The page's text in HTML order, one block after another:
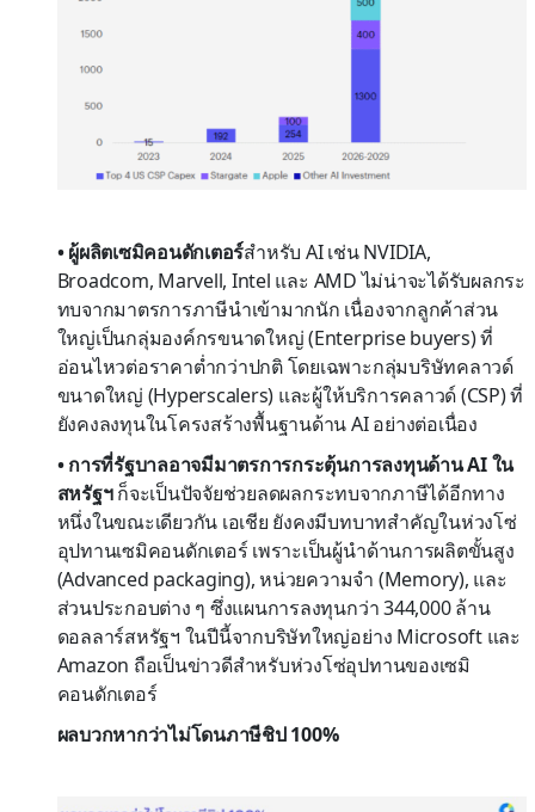
• ผู้ผลิตเซมิคอนดักเตอร์สำหรับ AI เช่น NVIDIA,
Broadcom, Marvell, Intel และ AMD ไม่น่าจะได้รับผลกระ
ทบจากมาตรการภาษีนำเข้ามากนัก เนื่องจากลูกค้าส่วน
ใหญ่เป็นกลุ่มองค์กรขนาดใหญ่ (Enterprise buyers) ที่
อ่อนไหวต่อราคาต่ำกว่าปกติ โดยเฉพาะกลุ่มบริษัทคลาวด์
ขนาดใหญ่ (Hyperscalers) และผู้ให้บริการคลาวด์ (CSP) ที่
ยังคงลงทุนในโครงสร้างพื้นฐานด้าน AI อย่างต่อเนื่อง
• การที่รัฐบาลอาจมีมาตรการกระตุ้นการลงทุนด้าน AI ใน
สหรัฐฯก็จะเป็นปัจจัยช่วยลดผลกระทบจากภาษีได้อีกทาง
หนึ่งในขณะเดียวกัน เอเชีย ยังคงมีบทบาทสำคัญในห่วงโซ่
อุปทานเซมิคอนดักเตอร์ เพราะเป็นผู้นำด้านการผลิตขั้นสูง
(Advanced packaging), หน่วยความจำ (Memory), และ
ส่วนประกอบต่าง ๆ ซึ่งแผนการลงทุนกว่า 344,000 ล้าน
ดอลลาร์สหรัฐฯ ในปีนี้จากบริษัทใหญ่อย่าง Microsoft และ
Amazon ถือเป็นข่าวดีสำหรับห่วงโซ่อุปทานของเซมิ
คอนดักเตอร์
ผลบวกหากว่าไม่โดนภาษีชิป 100%